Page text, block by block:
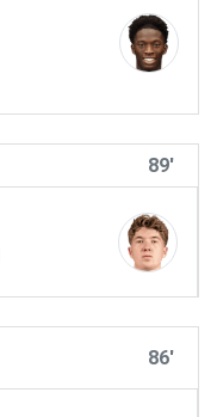
89'
86'